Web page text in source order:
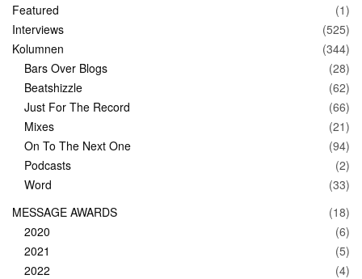
Featured
(1)
Interviews
(525)
Kolumnen
(344)
Bars Over Blogs
(28)
Beatshizzle
(62)
Just For The Record
(66)
Mixes
(21)
On To The Next One
(94)
Podcasts
(2)
Word
(33)
MESSAGE AWARDS
(18)
2020
(6)
2021
(5)
2022
(4)